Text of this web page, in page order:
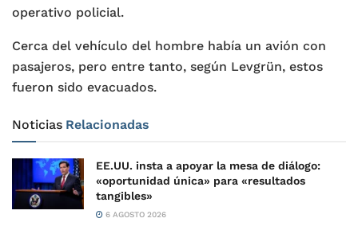
operativo policial.
Cerca del vehículo del hombre había un avión con
pasajeros, pero entre tanto, según Levgrün, estos
fueron sido evacuados.
Noticias Relacionadas
EE.UU. insta a apoyar la mesa de diálogo:
«oportunidad única» para «resultados
tangibles»
6 AGOSTO 2026